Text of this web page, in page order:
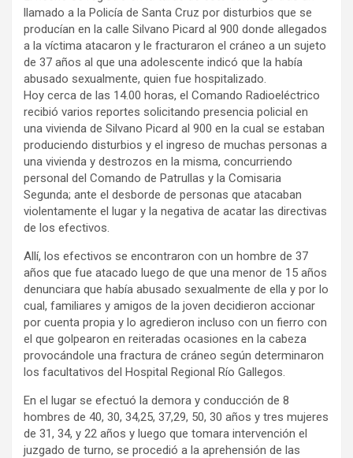
llamado a la Policía de Santa Cruz por disturbios que se
producían en la calle Silvano Picard al 900 donde allegados
a la víctima atacaron y le fracturaron el cráneo a un sujeto
de 37 años al que una adolescente indicó que la había
abusado sexualmente, quien fue hospitalizado.
Hoy cerca de las 14.00 horas, el Comando Radioeléctrico
recibió varios reportes solicitando presencia policial en
una vivienda de Silvano Picard al 900 en la cual se estaban
produciendo disturbios y el ingreso de muchas personas a
una vivienda y destrozos en la misma, concurriendo
personal del Comando de Patrullas y la Comisaria
Segunda; ante el desborde de personas que atacaban
violentamente el lugar y la negativa de acatar las directivas
de los efectivos.
Allí, los efectivos se encontraron con un hombre de 37
años que fue atacado luego de que una menor de 15 años
denunciara que había abusado sexualmente de ella y por lo
cual, familiares y amigos de la joven decidieron accionar
por cuenta propia y lo agredieron incluso con un fierro con
el que golpearon en reiteradas ocasiones en la cabeza
provocándole una fractura de cráneo según determinaron
los facultativos del Hospital Regional Río Gallegos.
En el lugar se efectuó la demora y conducción de 8
hombres de 40, 30, 34,25, 37,29, 50, 30 años y tres mujeres
de 31, 34, y 22 años y luego que tomara intervención el
juzgado de turno, se procedió a la aprehensión de las